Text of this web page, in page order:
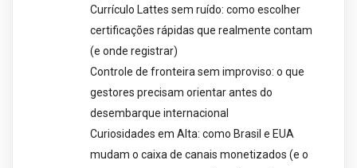
Currículo Lattes sem ruído: como escolher
certificações rápidas que realmente contam
(e onde registrar)
Controle de fronteira sem improviso: o que
gestores precisam orientar antes do
desembarque internacional
Curiosidades em Alta: como Brasil e EUA
mudam o caixa de canais monetizados (e o